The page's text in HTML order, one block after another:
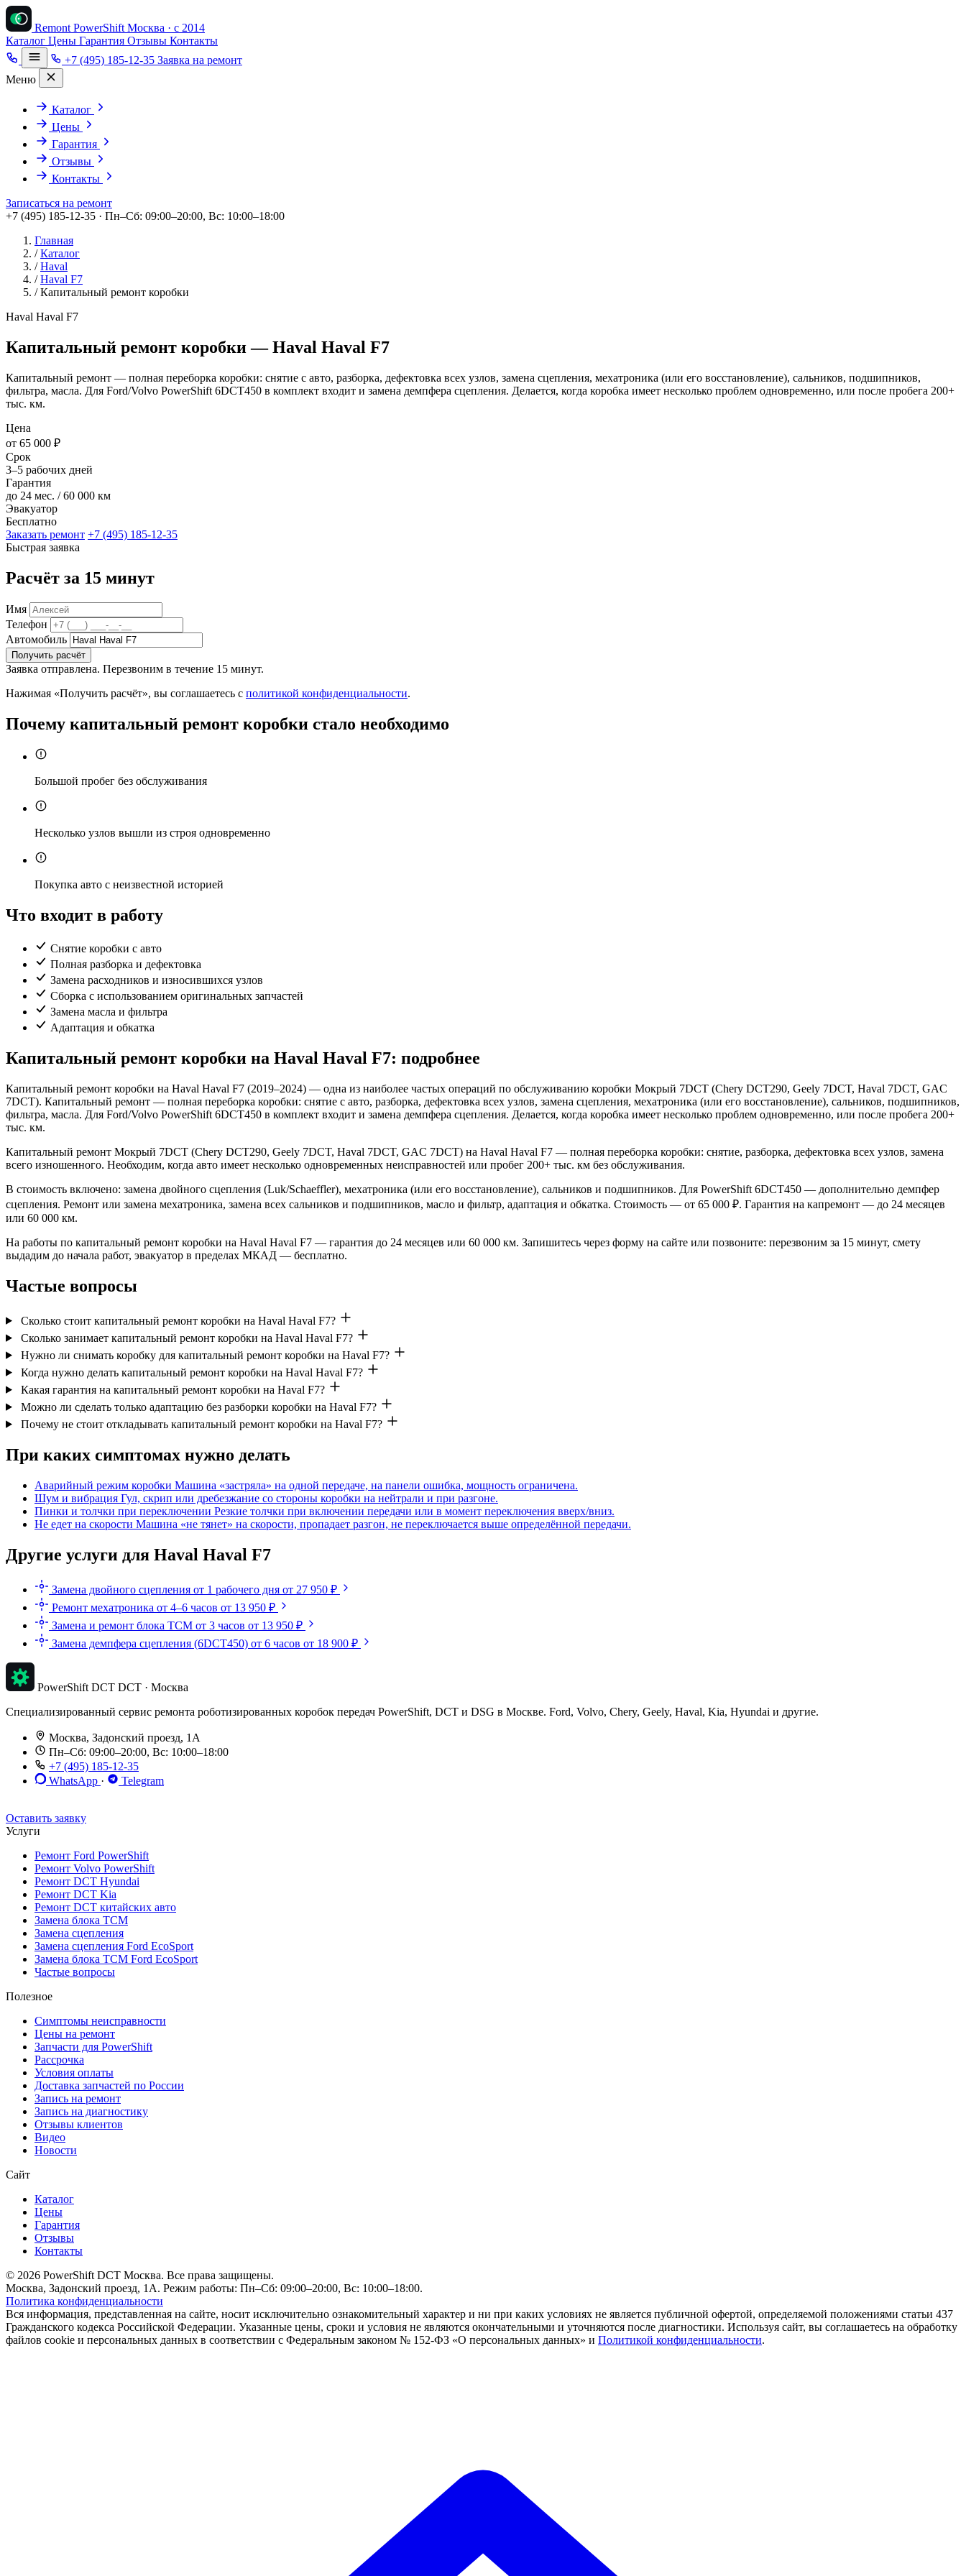
Remont PowerShift Москва · с 2014
Каталог Цены Гарантия Отзывы Контакты
+7 (495) 185-12-35 Заявка на ремонт
Меню
Каталог
Цены
Гарантия
Отзывы
Контакты
Записаться на ремонт
+7 (495) 185-12-35 · Пн–Сб: 09:00–20:00, Вс: 10:00–18:00
Главная
/ Каталог
/ Haval
/ Haval F7
/ Капитальный ремонт коробки
Haval Haval F7
Капитальный ремонт коробки — Haval Haval F7
Капитальный ремонт — полная переборка коробки: снятие с авто, разборка, дефектовка всех узлов, замена сцепления, мехатроника (или его восстановление), сальников, подшипников,
фильтра, масла. Для Ford/Volvo PowerShift 6DCT450 в комплект входит и замена демпфера сцепления. Делается, когда коробка имеет несколько проблем одновременно, или после пробега 200+
тыс. км.
Цена
от 65 000 ₽
Срок
3–5 рабочих дней
Гарантия
до 24 мес. / 60 000 км
Эвакуатор
Бесплатно
Заказать ремонт +7 (495) 185-12-35
Быстрая заявка
Расчёт за 15 минут
Имя
Телефон
Автомобиль
Получить расчёт
Заявка отправлена. Перезвоним в течение 15 минут.
Нажимая «Получить расчёт», вы соглашаетесь с политикой конфиденциальности.
Почему капитальный ремонт коробки стало необходимо
Большой пробег без обслуживания
Несколько узлов вышли из строя одновременно
Покупка авто с неизвестной историей
Что входит в работу
Снятие коробки с авто
Полная разборка и дефектовка
Замена расходников и износившихся узлов
Сборка с использованием оригинальных запчастей
Замена масла и фильтра
Адаптация и обкатка
Капитальный ремонт коробки на Haval Haval F7: подробнее
Капитальный ремонт коробки на Haval Haval F7 (2019–2024) — одна из наиболее частых операций по обслуживанию коробки Мокрый 7DCT (Chery DCT290, Geely 7DCT, Haval 7DCT, GAC
7DCT). Капитальный ремонт — полная переборка коробки: снятие с авто, разборка, дефектовка всех узлов, замена сцепления, мехатроника (или его восстановление), сальников, подшипников,
фильтра, масла. Для Ford/Volvo PowerShift 6DCT450 в комплект входит и замена демпфера сцепления. Делается, когда коробка имеет несколько проблем одновременно, или после пробега 200+
тыс. км.
Капитальный ремонт Мокрый 7DCT (Chery DCT290, Geely 7DCT, Haval 7DCT, GAC 7DCT) на Haval Haval F7 — полная переборка коробки: снятие, разборка, дефектовка всех узлов, замена
всего изношенного. Необходим, когда авто имеет несколько одновременных неисправностей или пробег 200+ тыс. км без обслуживания.
В стоимость включено: замена двойного сцепления (Luk/Schaeffler), мехатроника (или его восстановление), сальников и подшипников. Для PowerShift 6DCT450 — дополнительно демпфер
сцепления. Ремонт или замена мехатроника, замена всех сальников и подшипников, масло и фильтр, адаптация и обкатка. Стоимость — от 65 000 ₽. Гарантия на капремонт — до 24 месяцев
или 60 000 км.
На работы по капитальный ремонт коробки на Haval Haval F7 — гарантия до 24 месяцев или 60 000 км. Запишитесь через форму на сайте или позвоните: перезвоним за 15 минут, смету
выдадим до начала работ, эвакуатор в пределах МКАД — бесплатно.
Частые вопросы
Сколько стоит капитальный ремонт коробки на Haval Haval F7?
Сколько занимает капитальный ремонт коробки на Haval Haval F7?
Нужно ли снимать коробку для капитальный ремонт коробки на Haval F7?
Когда нужно делать капитальный ремонт коробки на Haval Haval F7?
Какая гарантия на капитальный ремонт коробки на Haval F7?
Можно ли сделать только адаптацию без разборки коробки на Haval F7?
Почему не стоит откладывать капитальный ремонт коробки на Haval F7?
При каких симптомах нужно делать
Аварийный режим коробки Машина «застряла» на одной передаче, на панели ошибка, мощность ограничена.
Шум и вибрация Гул, скрип или дребезжание со стороны коробки на нейтрали и при разгоне.
Пинки и толчки при переключении Резкие толчки при включении передачи или в момент переключения вверх/вниз.
Не едет на скорости Машина «не тянет» на скорости, пропадает разгон, не переключается выше определённой передачи.
Другие услуги для Haval Haval F7
Замена двойного сцепления от 1 рабочего дня от 27 950 ₽
Ремонт мехатроника от 4–6 часов от 13 950 ₽
Замена и ремонт блока TCM от 3 часов от 13 950 ₽
Замена демпфера сцепления (6DCT450) от 6 часов от 18 900 ₽
PowerShift DCT DCT · Москва
Специализированный сервис ремонта роботизированных коробок передач PowerShift, DCT и DSG в Москве. Ford, Volvo, Chery, Geely, Haval, Kia, Hyundai и другие.
Москва, Задонский проезд, 1А
Пн–Сб: 09:00–20:00, Вс: 10:00–18:00
+7 (495) 185-12-35
WhatsApp ·
Telegram
Оставить заявку
Услуги
Ремонт Ford PowerShift
Ремонт Volvo PowerShift
Ремонт DCT Hyundai
Ремонт DCT Kia
Ремонт DCT китайских авто
Замена блока TCM
Замена сцепления
Замена сцепления Ford EcoSport
Замена блока TCM Ford EcoSport
Частые вопросы
Полезное
Симптомы неисправности
Цены на ремонт
Запчасти для PowerShift
Рассрочка
Условия оплаты
Доставка запчастей по России
Запись на ремонт
Запись на диагностику
Отзывы клиентов
Видео
Новости
Сайт
Каталог
Цены
Гарантия
Отзывы
Контакты
© 2026 PowerShift DCT Москва. Все права защищены.
Москва, Задонский проезд, 1А. Режим работы: Пн–Сб: 09:00–20:00, Вс: 10:00–18:00.
Политика конфиденциальности
Вся информация, представленная на сайте, носит исключительно ознакомительный характер и ни при каких условиях не является публичной офертой, определяемой положениями статьи 437
Гражданского кодекса Российской Федерации. Указанные цены, сроки и условия не являются окончательными и уточняются после диагностики. Используя сайт, вы соглашаетесь на обработку
файлов cookie и персональных данных в соответствии с Федеральным законом № 152-ФЗ «О персональных данных» и Политикой конфиденциальности.